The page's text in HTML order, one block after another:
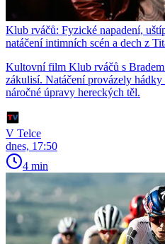
Klub rváčů: Fyzické napadení,
natáčení intimních scén a dech z
Kultovní film Klub rváčů s
zákulisí. Natáčení provázely hádky
náročné úpravy hereckých těl.
V Telce
dnes, 17:50
4 min